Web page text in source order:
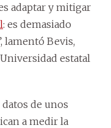
adaptar y mitigar
: es demasiado
lamentó Bevis,
estatal
de unos
a medir la